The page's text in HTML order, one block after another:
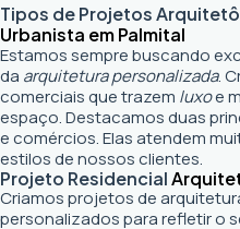
Tipos de Projetos
Urbanista em Palmital
Estamos sempre buscando
da arquitetura personalizada.
comerciais que trazem luxoe
espaço. Destacamos duas
e comércios. Elas atendem
estilos de nossos clientes.
Projeto Residencial
Criamos projetos de
personalizados para refletir o